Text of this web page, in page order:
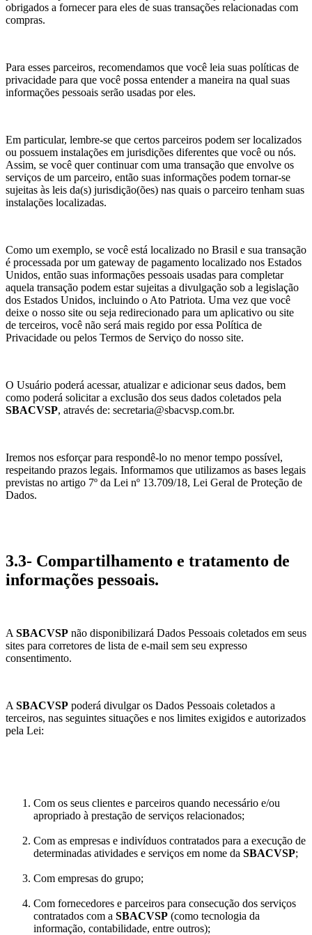
obrigados a fornecer para eles de suas transações relacionadas com
compras.
Para esses parceiros, recomendamos que você leia suas políticas de
privacidade para que você possa entender a maneira na qual suas
informações pessoais serão usadas por eles.
Em particular, lembre-se que certos parceiros podem ser localizados
ou possuem instalações em jurisdições diferentes que você ou nós.
Assim, se você quer continuar com uma transação que envolve os
serviços de um parceiro, então suas informações podem tornar-se
sujeitas às leis da(s) jurisdição(ões) nas quais o parceiro tenham suas
instalações localizadas.
Como um exemplo, se você está localizado no Brasil e sua transação
é processada por um gateway de pagamento localizado nos Estados
Unidos, então suas informações pessoais usadas para completar
aquela transação podem estar sujeitas a divulgação sob a legislação
dos Estados Unidos, incluindo o Ato Patriota. Uma vez que você
deixe o nosso site ou seja redirecionado para um aplicativo ou site
de terceiros, você não será mais regido por essa Política de
Privacidade ou pelos Termos de Serviço do nosso site.
O Usuário poderá acessar, atualizar e adicionar seus dados, bem
como poderá solicitar a exclusão dos seus dados coletados pela
SBACVSP, através de: secretaria@sbacvsp.com.br.
Iremos nos esforçar para respondê-lo no menor tempo possível,
respeitando prazos legais. Informamos que utilizamos as bases legais
previstas no artigo 7º da Lei nº 13.709/18, Lei Geral de Proteção de
Dados.
3.3- Compartilhamento e tratamento de
informações pessoais.
A SBACVSP não disponibilizará Dados Pessoais coletados em seus
sites para corretores de lista de e-mail sem seu expresso
consentimento.
A SBACVSP poderá divulgar os Dados Pessoais coletados a
terceiros, nas seguintes situações e nos limites exigidos e autorizados
pela Lei:
Com os seus clientes e parceiros quando necessário e/ou
apropriado à prestação de serviços relacionados;
Com as empresas e indivíduos contratados para a execução de
determinadas atividades e serviços em nome da SBACVSP;
Com empresas do grupo;
Com fornecedores e parceiros para consecução dos serviços
contratados com a SBACVSP (como tecnologia da
informação, contabilidade, entre outros);